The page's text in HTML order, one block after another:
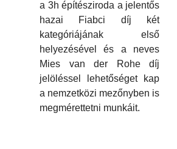
a 3h építésziroda a jelentős
hazai Fiabci díj két
kategóriájának első
helyezésével és a neves
Mies van der Rohe díj
jelöléssel lehetőséget kap
a nemzetközi mezőnyben is
megmérettetni munkáit.